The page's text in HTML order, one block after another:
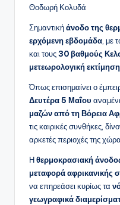
Θοδωρή Κολυδά
Σημαντικήάνοδο της
ερχόμενη εβδομάδα , με
και τους30 βαθμούς
μετεωρολογική
Όπως επισημαίνει ο
Δευτέρα 5 Μαΐου
μαζών από τη Βόρεια
τις καιρικές συνθήκες,
αρκετές περιοχές της
Ηθερμοκρασιακή
μεταφορά αφρικανικής
να επηρεάσει κυρίως τα
γεωγραφικά